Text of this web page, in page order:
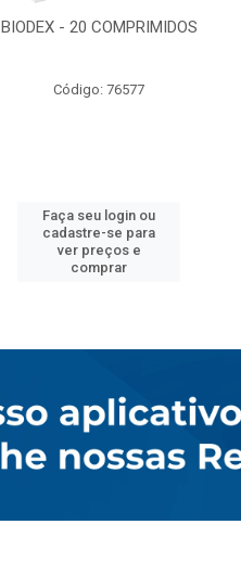
BIODEX - 20 COMPRIMIDOS
Código: 76577
Faça seu login ou
cadastre-se para
ver preços e
comprar